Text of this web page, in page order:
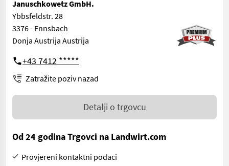
Januschkowetz GmbH.
Ybbsfeldstr. 28
3376 - Ennsbach
Donja Austrija Austrija
+43 7412 *****
Zatražite poziv nazad
Detalji o trgovcu
Od 24 godina Trgovci na Landwirt.com
Provjereni kontaktni podaci